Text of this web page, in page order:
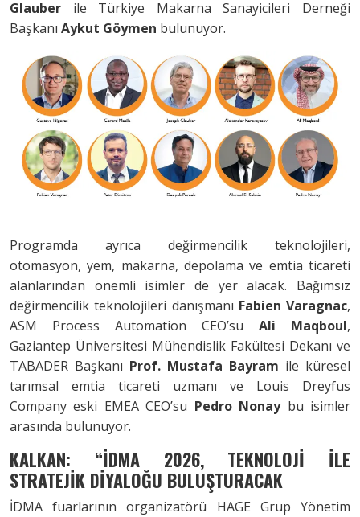
Glauber ile Türkiye Makarna Sanayicileri Derneği
Başkanı Aykut Göymen bulunuyor.
Programda ayrıca değirmencilik teknolojileri,
otomasyon, yem, makarna, depolama ve emtia ticareti
alanlarından önemli isimler de yer alacak. Bağımsız
değirmencilik teknolojileri danışmanı Fabien Varagnac,
ASM Process Automation CEO’su Ali Maqboul,
Gaziantep Üniversitesi Mühendislik Fakültesi Dekanı ve
TABADER Başkanı Prof. Mustafa Bayram ile küresel
tarımsal emtia ticareti uzmanı ve Louis Dreyfus
Company eski EMEA CEO’su Pedro Nonaybu isimler
arasında bulunuyor.
KALKAN: “İDMA 2026, TEKNOLOJİ İLE
STRATEJİK DİYALOĞU BULUŞTURACAK
İDMA fuarlarının organizatörü HAGE Grup Yönetim